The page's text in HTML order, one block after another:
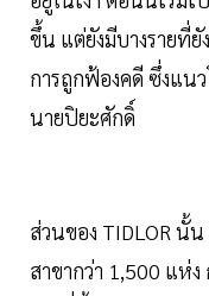
ขึ้น แต่ยังมีบางรายที่
การถูกฟ้องคดี ซึ่งแน
นายปิยะศักดิ์
ส่วนของ TIDLOR นั้
สาขากว่า 1,500 แห่